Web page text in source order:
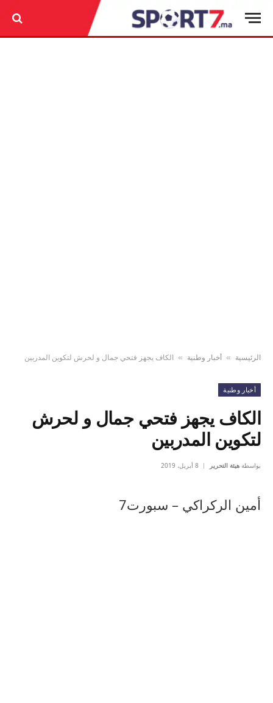
الرئيسية » أخبار وطنية » الكاف يجهز فتحي جمال و لحرش لتكوين المدربين
أخبار وطنية
الكاف يجهز فتحي جمال و لحرش
لتكوين المدربين
بواسطة هيئة التحرير 8 أبريل، 2019
أمين الركراكي – سبورت7